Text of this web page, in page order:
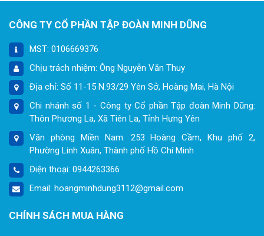
CÔNG TY CỔ PHẦN TẬP ĐOÀN MINH DŨNG
MST: 0106669376
Chịu trách nhiệm: Ông Nguyễn Văn Thuy
Địa chỉ: Số 11-15 N.93/29 Yên Sở, Hoàng Mai, Hà Nội
Chi nhánh số 1 - Công ty Cổ phần Tập đoàn Minh Dũng:
Thôn Phương La, Xã Tiên La, Tỉnh Hưng Yên
Văn phòng Miền Nam: 253 Hoàng Cầm, Khu phố 2,
Phường Linh Xuân, Thành phố Hồ Chí Minh
Điện thoại: 0944263366
Email: hoangminhdung3112@gmail.com
CHÍNH SÁCH MUA HÀNG